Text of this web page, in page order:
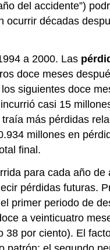
del accidente”)
ocurrir décadas
a 2000. Las
doce meses
siguientes doce
casi 15
más pérdidas
millones en
final.
para cada año de
pérdidas futuras.
primer periodo de
a veinticuatro
38 por ciento). El